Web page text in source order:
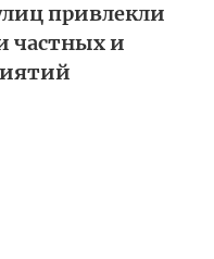
привлекли
частных и